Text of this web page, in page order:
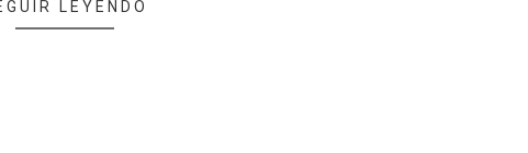
LEYENDO